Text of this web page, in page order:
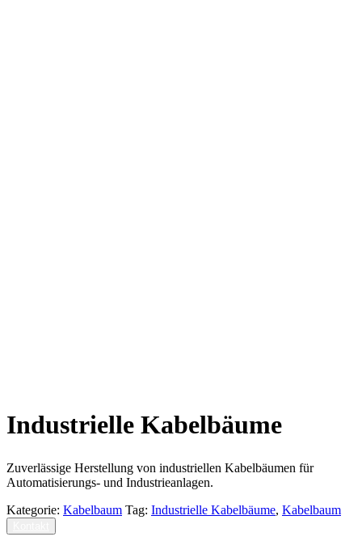
Industrielle Kabelbäume
Zuverlässige Herstellung von industriellen Kabelbäumen für
Automatisierungs- und Industrieanlagen.
Kategorie: Kabelbaum Tag: Industrielle Kabelbäume, Kabelbaum